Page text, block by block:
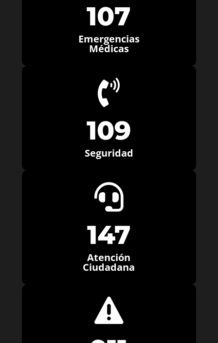
107
Emergencias
Médicas

109
Seguridad

147
Atención
Ciudadana
